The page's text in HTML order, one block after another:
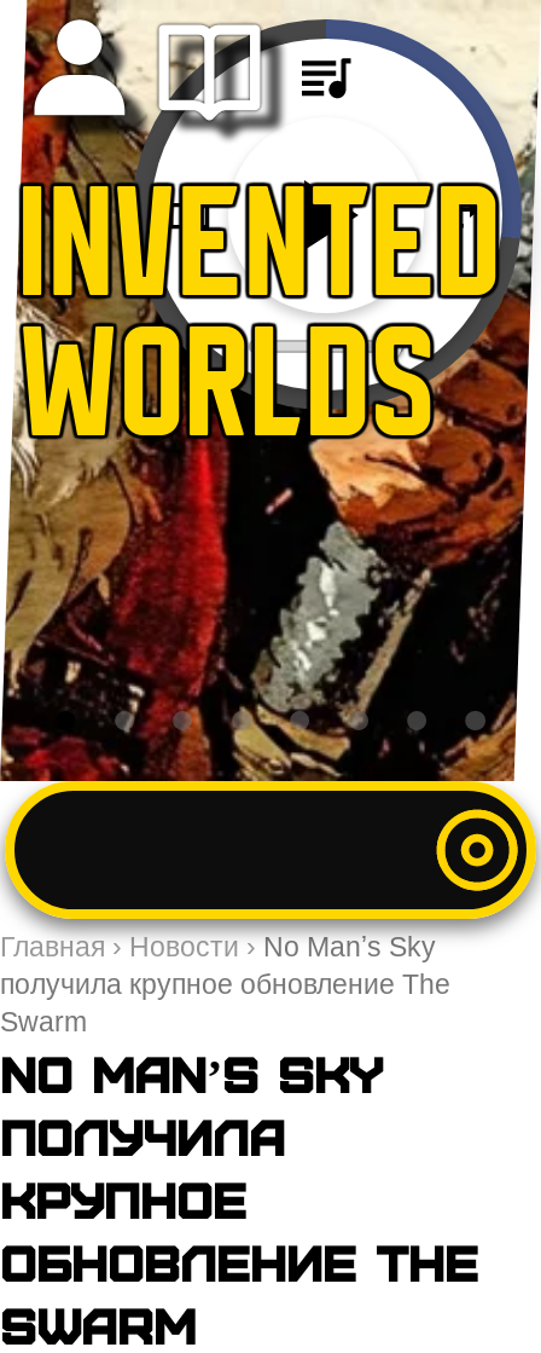
INVENTED
WORLDS
Главная›Новости›No Manʼs Sky
получила крупное обновление The
Swarm
No Manʼs Sky
получила
крупное
обновление The
Swarm